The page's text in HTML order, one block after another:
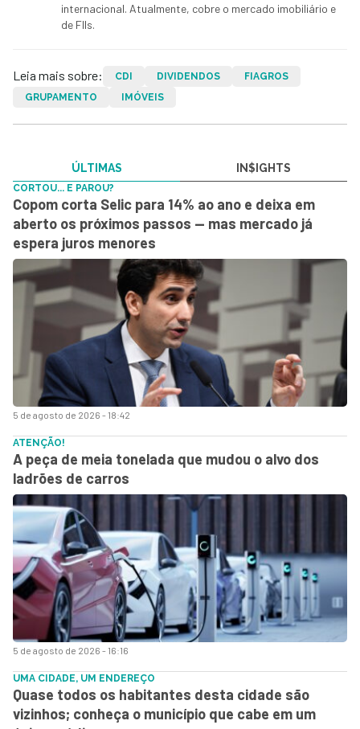
internacional. Atualmente, cobre o mercado imobiliário e
de FIIs.
Leia mais sobre: CDI DIVIDENDOS
FIAGROS
GRUPAMENTO
IMÓVEIS
ÚLTIMAS IN$IGHTS
5 de agosto de 2026 - 18:42
CORTOU... E PAROU?
Copom corta Selic para 14% ao ano e deixa em
aberto os próximos passos — mas mercado já
espera juros menores
5 de agosto de 2026 - 16:16
ATENÇÃO!
A peça de meia tonelada que mudou o alvo dos
ladrões de carros
UMA CIDADE, UM ENDEREÇO
Quase todos os habitantes desta cidade são
vizinhos; conheça o município que cabe em um